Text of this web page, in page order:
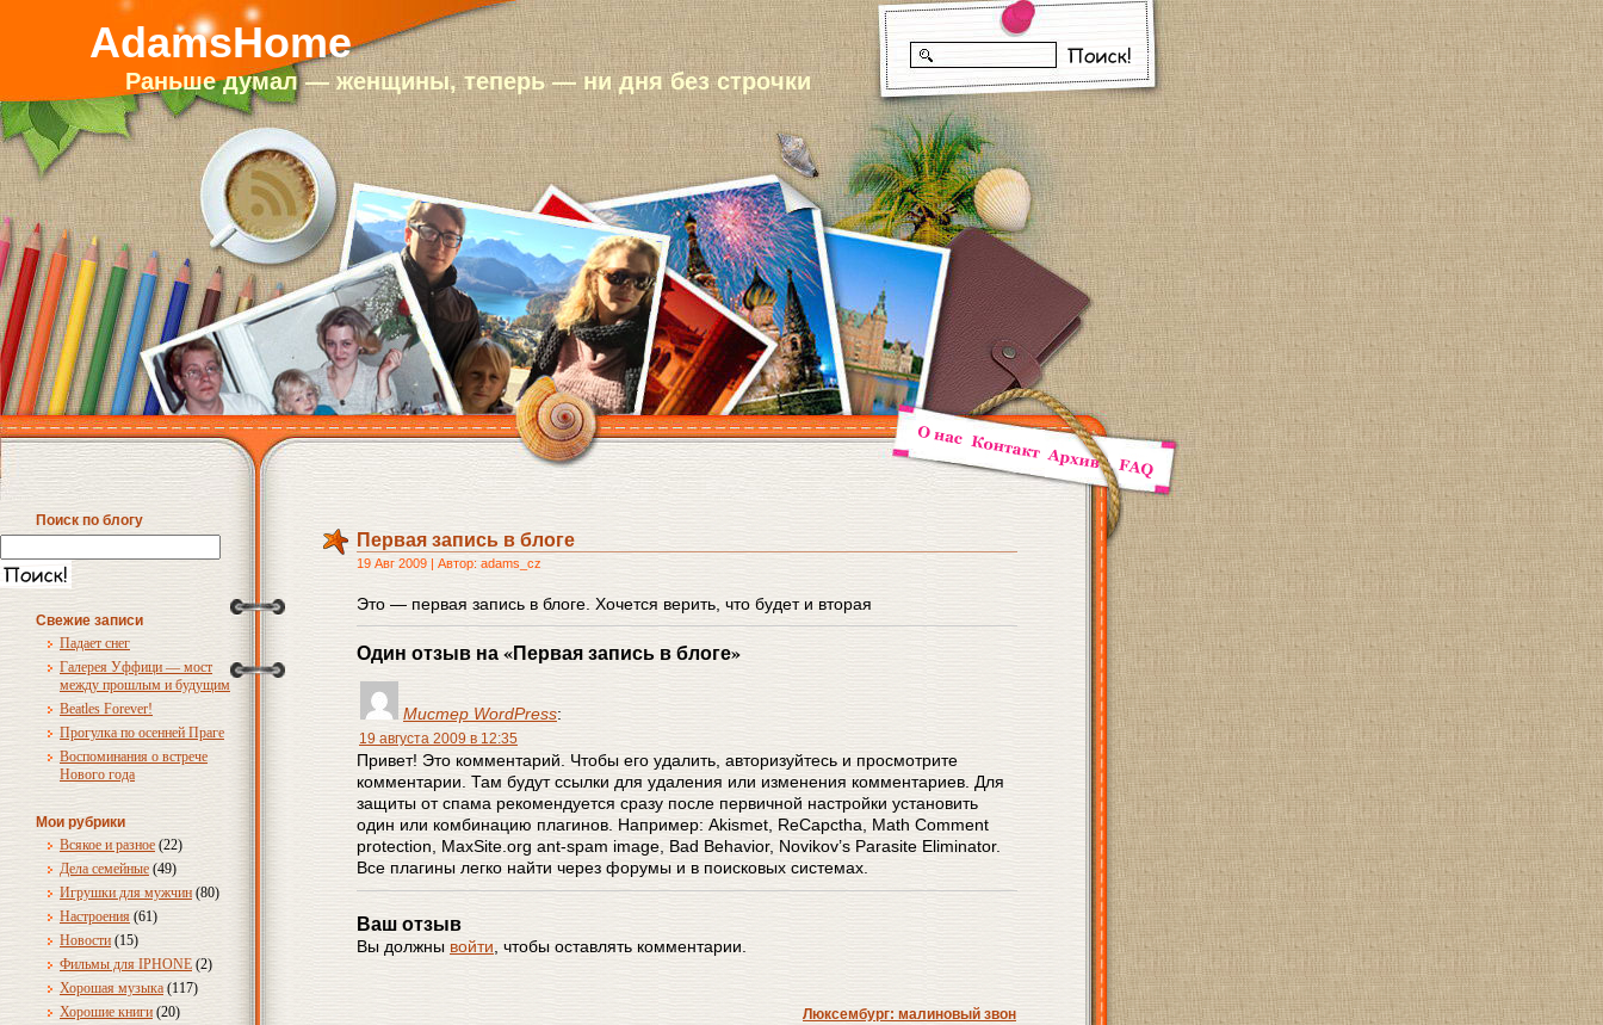
AdamsHome
Раньше думал — женщины, теперь — ни дня без строчки
Поиск по блогу
Свежие записи
Падает снег
Галерея Уффици — мост
между прошлым и будущим
Beatles Forever!
Прогулка по осенней Праге
Воспоминания о встрече
Нового года
Мои рубрики
Всякое и разное (22)
Дела семейные (49)
Игрушки для мужчин (80)
Настроения (61)
Новости (15)
Фильмы для IPHONE (2)
Хорошая музыка (117)
Хорошие книги (20)
Первая запись в блоге
19 Авг 2009 | Автор: adams_cz
Это — первая запись в блоге. Хочется верить, что будет и вторая
Один отзыв на «Первая запись в блоге»
Мистер WordPress:
19 августа 2009 в 12:35
Привет! Это комментарий. Чтобы его удалить, авторизуйтесь и просмотрите
комментарии. Там будут ссылки для удаления или изменения комментариев. Для
защиты от спама рекомендуется сразу после первичной настройки установить
один или комбинацию плагинов. Например: Akismet, ReCapctha, Math Comment
protection, MaxSite.org ant-spam image, Bad Behavior, Novikov’s Parasite Eliminator.
Все плагины легко найти через форумы и в поисковых системах.
Ваш отзыв
Вы должны войти , чтобы оставлять комментарии.
Люксембург: малиновый звон